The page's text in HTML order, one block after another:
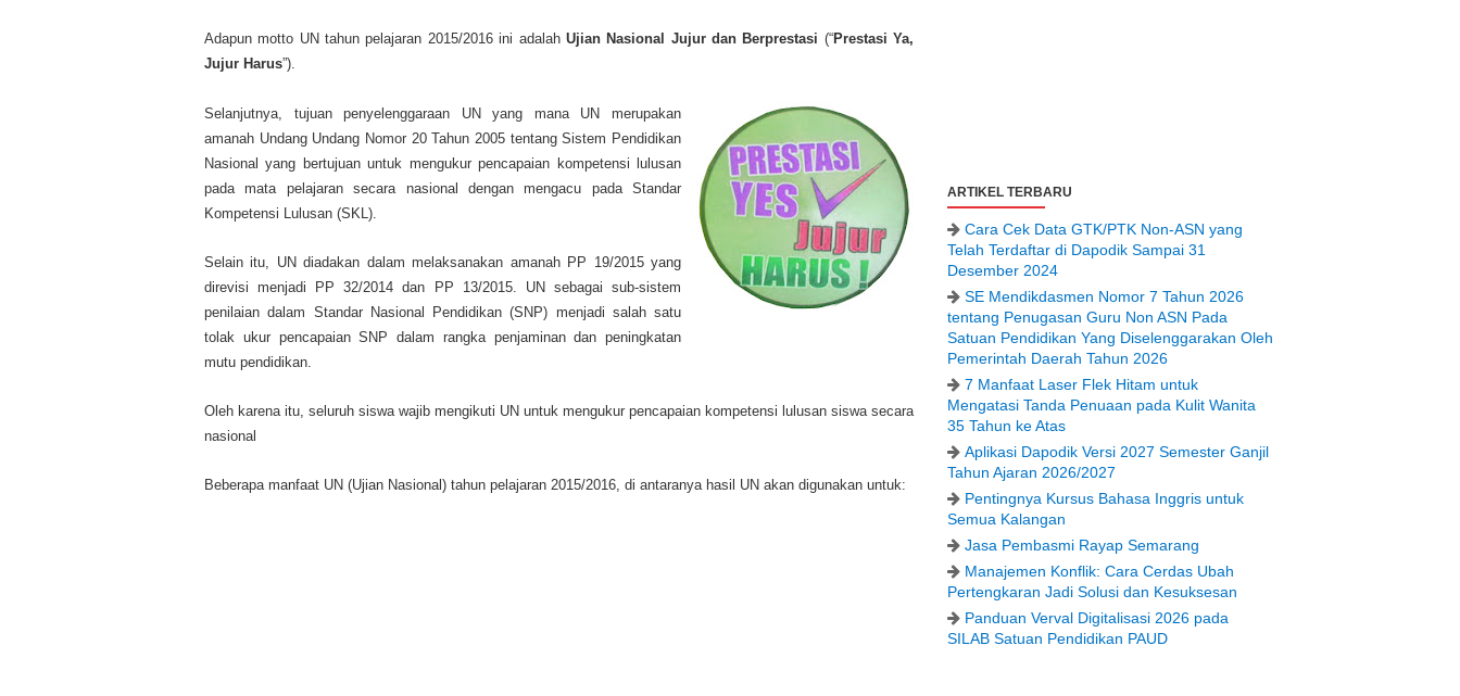
Adapun motto UN tahun pelajaran 2015/2016 ini adalah Ujian Nasional Jujur dan Berprestasi (“Prestasi Ya,
Jujur Harus”).
Selanjutnya, tujuan penyelenggaraan UN yang mana UN merupakan
amanah Undang Undang Nomor 20 Tahun 2005 tentang Sistem Pendidikan
Nasional yang bertujuan untuk mengukur pencapaian kompetensi lulusan
pada mata pelajaran secara nasional dengan mengacu pada Standar
Kompetensi Lulusan (SKL).
Selain itu, UN diadakan dalam melaksanakan amanah PP 19/2015 yang
direvisi menjadi PP 32/2014 dan PP 13/2015. UN sebagai sub-sistem
penilaian dalam Standar Nasional Pendidikan (SNP) menjadi salah satu
tolak ukur pencapaian SNP dalam rangka penjaminan dan peningkatan
mutu pendidikan.
Oleh karena itu, seluruh siswa wajib mengikuti UN untuk mengukur pencapaian kompetensi lulusan siswa secara
nasional
Beberapa manfaat UN (Ujian Nasional) tahun pelajaran 2015/2016, di antaranya hasil UN akan digunakan untuk:
ARTIKEL TERBARU
Cara Cek Data GTK/PTK Non-ASN yang
Telah Terdaftar di Dapodik Sampai 31
Desember 2024
SE Mendikdasmen Nomor 7 Tahun 2026
tentang Penugasan Guru Non ASN Pada
Satuan Pendidikan Yang Diselenggarakan Oleh
Pemerintah Daerah Tahun 2026
7 Manfaat Laser Flek Hitam untuk
Mengatasi Tanda Penuaan pada Kulit Wanita
35 Tahun ke Atas
Aplikasi Dapodik Versi 2027 Semester Ganjil
Tahun Ajaran 2026/2027
Pentingnya Kursus Bahasa Inggris untuk
Semua Kalangan
Jasa Pembasmi Rayap Semarang
Manajemen Konflik: Cara Cerdas Ubah
Pertengkaran Jadi Solusi dan Kesuksesan
Panduan Verval Digitalisasi 2026 pada
SILAB Satuan Pendidikan PAUD